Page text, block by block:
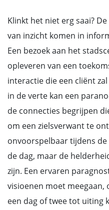
Klinkt het niet erg saai?
van inzicht komen in
Een bezoek aan het
opleveren van een
interactie die een cliënt
in de verte kan een
de connecties begrijpen
om een zielsverwant te
onvoorspelbaar tijdens de
de dag, maar de
zijn. Een ervaren
visioenen moet meegaan,
een dag of twee tot uiting